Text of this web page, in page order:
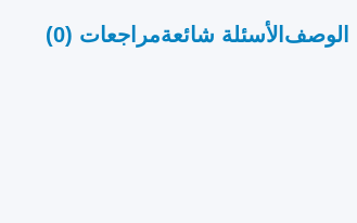
الوصف الأسئلة شائعةمراجعات (0)